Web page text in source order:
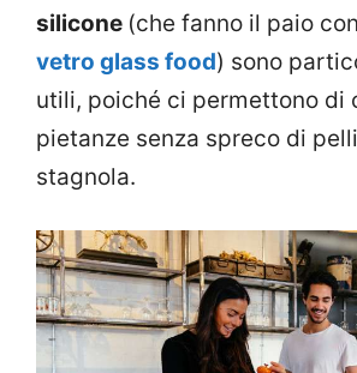
silicone (che fanno il paio
vetro glass food) sono
utili, poiché ci permettono di
pietanze senza spreco di
stagnola.